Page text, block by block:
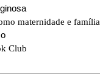
maternidade e família
Club